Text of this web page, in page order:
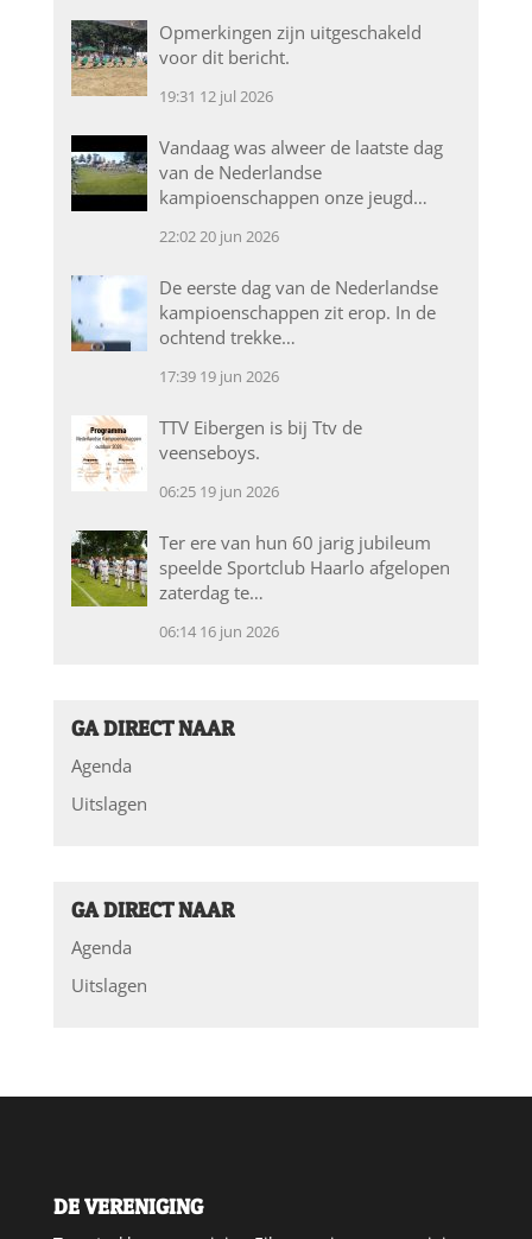
Opmerkingen zijn uitgeschakeld
voor dit bericht.
19:31 12 jul 2026
Vandaag was alweer de laatste dag
van de Nederlandse
kampioenschappen onze jeugd…
22:0220 jun 2026
De eerste dag van de Nederlandse
kampioenschappen zit erop. In de
ochtend trekke…
17:39 19 jun 2026
TTV Eibergen is bij Ttv de
veenseboys.
06:25 19 jun 2026
Ter ere van hun 60 jarig jubileum
speelde Sportclub Haarlo afgelopen
zaterdag te…
06:14 16 jun 2026
GA DIRECT NAAR
Agenda
Uitslagen
GA DIRECT NAAR
Agenda
Uitslagen
DE VERENIGING